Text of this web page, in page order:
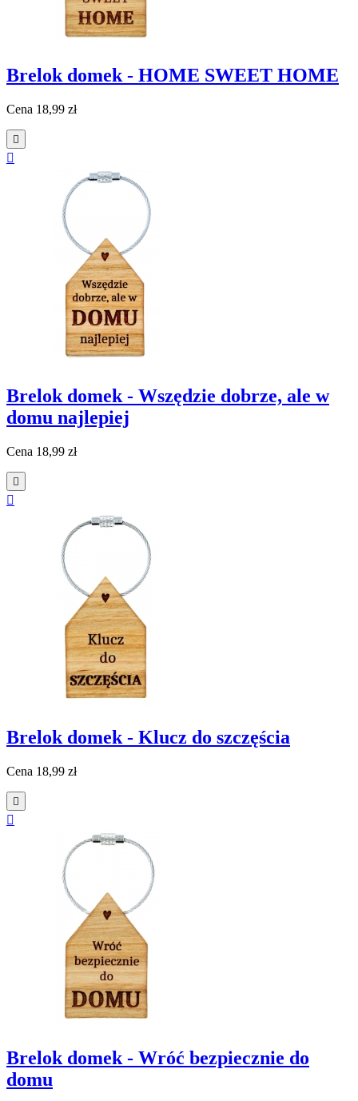
Brelok domek - HOME SWEET HOME
Cena 18,99 zł


Brelok domek - Wszędzie dobrze, ale w
domu najlepiej
Cena 18,99 zł


Brelok domek - Klucz do szczęścia
Cena 18,99 zł


Brelok domek - Wróć bezpiecznie do
domu